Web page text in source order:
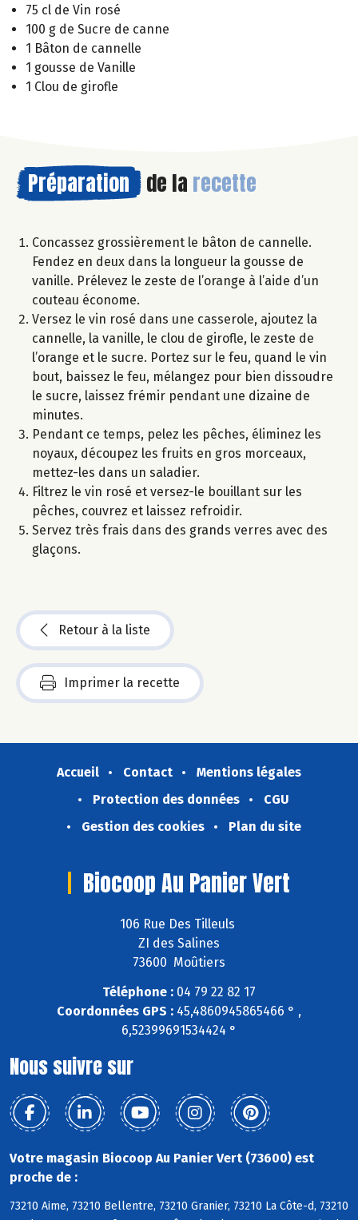
75 cl de Vin rosé
100 g de Sucre de canne
1 Bâton de cannelle
1 gousse de Vanille
1 Clou de girofle
Préparation de la recette
Concassez grossièrement le bâton de cannelle.
Fendez en deux dans la longueur la gousse de
vanille. Prélevez le zeste de l’orange à l’aide d’un
couteau économe.
Versez le vin rosé dans une casserole, ajoutez la
cannelle, la vanille, le clou de girofle, le zeste de
l’orange et le sucre. Portez sur le feu, quand le vin
bout, baissez le feu, mélangez pour bien dissoudre
le sucre, laissez frémir pendant une dizaine de
minutes.
Pendant ce temps, pelez les pêches, éliminez les
noyaux, découpez les fruits en gros morceaux,
mettez-les dans un saladier.
Filtrez le vin rosé et versez-le bouillant sur les
pêches, couvrez et laissez refroidir.
Servez très frais dans des grands verres avec des
glaçons.
Retour à la liste
Imprimer la recette
Accueil Contact
Mentions légales
Protection des données
CGU
Gestion des cookies
Plan du site
Biocoop Au Panier Vert
106 Rue Des Tilleuls
ZI des Salines
73600 Moûtiers
Téléphone : 04 79 22 82 17
Coordonnées GPS : 45,4860945865466 ° ,
6,52399691534424 °
Nous suivre sur
Votre magasin Biocoop Au Panier Vert (73600) est
proche de :
73210 Aime, 73210 Bellentre, 73210 Granier, 73210 La Côte-d, 73210